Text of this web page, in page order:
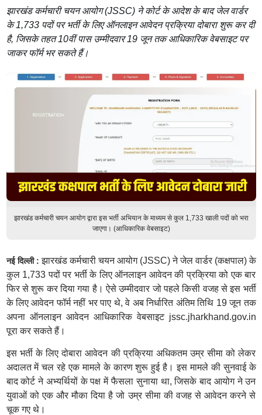
झारखंड कर्मचारी चयन आयोग (JSSC) ने कोर्ट के आदेश के बाद जेल वार्डर
के 1,733 पदों पर भर्ती के लिए ऑनलाइन आवेदन प्रक्रिया दोबारा शुरू कर दी
है, जिसके तहत 10वीं पास उम्मीदवार 19 जून तक आधिकारिक वेबसाइट पर
जाकर फॉर्म भर सकते हैं।
झारखंड कर्मचारी चयन आयोग द्वारा इस भर्ती अभियान के माध्यम से कुल 1,733 खाली पदों को भरा
जाएगा। (आधिकारिक वेबसाइट)
नई दिल्ली : झारखंड कर्मचारी चयन आयोग (JSSC) ने जेल वार्डर (कक्षपाल) के
कुल 1,733 पदों पर भर्ती के लिए ऑनलाइन आवेदन की प्रक्रिया को एक बार
फिर से शुरू कर दिया गया है। ऐसे उम्मीदवार जो पहले किसी वजह से इस भर्ती
के लिए आवेदन फॉर्म नहीं भर पाए थे, वे अब निर्धारित अंतिम तिथि 19 जून तक
अपना ऑनलाइन आवेदन आधिकारिक वेबसाइट jssc.jharkhand.gov.in
पूरा कर सकते हैं।
इस भर्ती के लिए दोबारा आवेदन की प्रक्रिया अधिकतम उम्र सीमा को लेकर
अदालत में चल रहे एक मामले के कारण शुरू हुई है। इस मामले की सुनवाई के
बाद कोर्ट ने अभ्यर्थियों के पक्ष में फैसला सुनाया था, जिसके बाद आयोग ने उन
युवाओं को एक और मौका दिया है जो उम्र सीमा की वजह से आवेदन करने से
चूक गए थे।